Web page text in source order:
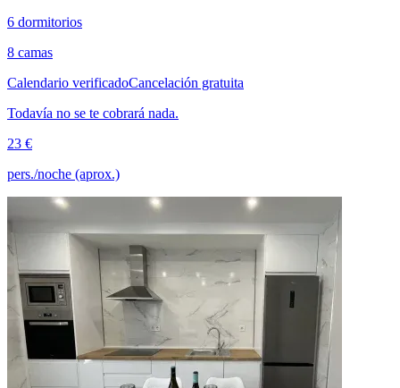
6 dormitorios
8 camas
Calendario verificadoCancelación gratuita
Todavía no se te cobrará nada.
23 €
pers./noche (aprox.)